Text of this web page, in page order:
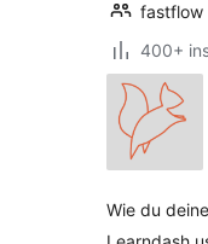
fastflow
400+
Wie du